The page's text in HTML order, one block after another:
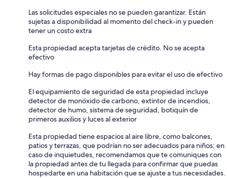
Las solicitudes especiales no se pueden garantizar. Están
sujetas a disponibilidad al momento del check-in y pueden
tener un costo extra
Esta propiedad acepta tarjetas de crédito. No se acepta
efectivo
Hay formas de pago disponibles para evitar el uso de efectivo
El equipamiento de seguridad de esta propiedad incluye
detector de monóxido de carbono, extintor de incendios,
detector de humo, sistema de seguridad, botiquín de
primeros auxilios y luces al exterior
Esta propiedad tiene espacios al aire libre, como balcones,
patios y terrazas, que podrían no ser adecuados para niños; en
caso de inquietudes, recomendamos que te comuniques con
la propiedad antes de tu llegada para confirmar que puedas
hospedarte en una habitación que se ajuste a tus necesidades.